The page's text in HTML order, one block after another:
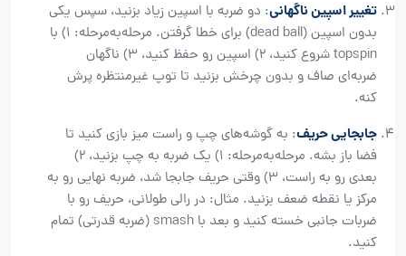
تغییر اسپین ناگهانی: دو ضربه با اسپین زیاد بزنید، سپس یکی
بدون اسپین (dead ball) برای خطا گرفتن. مرحله‌به‌مرحله: ۱) با
topspin شروع کنید، ۲) اسپین رو حفظ کنید، ۳) ناگهان
ضربه‌ای صاف و بدون چرخش بزنید تا توپ غیرمنتظره پرش
کنه.
جابجایی حریف: به گوشه‌های چپ و راست میز بازی کنید تا
فضا باز بشه. مرحله‌به‌مرحله: ۱) یک ضربه به چپ بزنید، ۲)
بعدی رو به راست، ۳) وقتی حریف جابجا شد، ضربه نهایی رو به
مرکز یا نقطه ضعف بزنید. مثال: در رالی طولانی، حریف رو با
ضربات جانبی خسته کنید و بعد با smash (ضربه قدرتی) تمام
کنید.